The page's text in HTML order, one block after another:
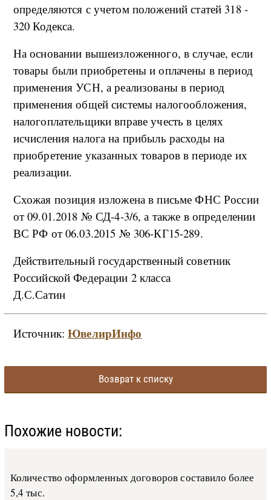
определяются с учетом положений статей 318 -
320 Кодекса.
На основании вышеизложенного, в случае, если
товары были приобретены и оплачены в период
применения УСН, а реализованы в период
применения общей системы налогообложения,
налогоплательщики вправе учесть в целях
исчисления налога на прибыль расходы на
приобретение указанных товаров в периоде их
реализации.
Схожая позиция изложена в письме ФНС России
от 09.01.2018 № СД-4-3/6, а также в определении
ВС РФ от 06.03.2015 № 306-КГ15-289.
Действительный государственный советник
Российской Федерации 2 класса
Д.С.Сатин
Источник:ЮвелирИнфо
Возврат к списку
Похожие новости:
Количество оформленных договоров составило более
5,4 тыс.